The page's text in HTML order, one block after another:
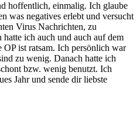
hoffentlich, einmalig. Ich glaube
was negatives erlebt und versucht
Virus Nachrichten, zu
ich auch und auch auf dem
ist ratsam. Ich persönlich war
zu wenig. Danach hatte ich
bzw. wenig benutzt. Ich
Jahr und sende dir liebste